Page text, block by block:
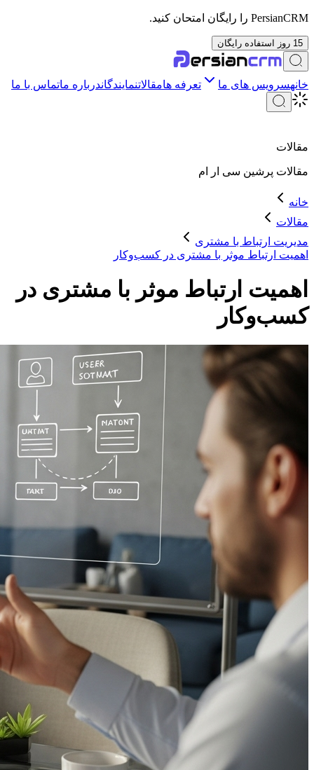
PersianCRM را رایگان امتحان کنید.
15 روز استفاده رایگان
خانهسرویس های ما تعرفه هامقالاتنمایندگاندرباره ماتماس با ما
مقالات
مقالات پرشین سی ار ام
خانه
مقالات
مدیریت ارتباط با مشتری
اهمیت ارتباط موثر با مشتری در کسب‌وکار
اهمیت ارتباط موثر با مشتری در
کسب‌وکار